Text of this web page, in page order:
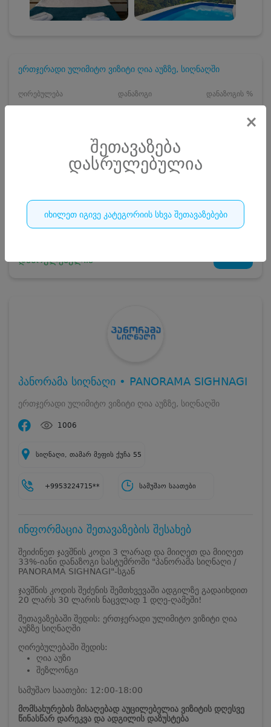
×
შეთავაზება
დასრულებულია
იხილეთ იგივე კატეგორიის სხვა შეთავაზებები
ერთჯერადი ულიმიტო ვიზიტი ღია აუზზე, სიღნაღში
ღირებულება დანაზოგი დანაზოგის %
დასრულებულია
დასრულებულია
პანორამა სიღნაღი • PANORAMA SIGHNAGI
ერთჯერადი ულიმიტო ვიზიტი ღია აუზზე, სიღნაღში
1006
სიღნაღი, თამარ მეფის ქუჩა 55
+9953224715** სამუშაო საათები
ინფორმაცია შეთავაზების შესახებ
შეიძინეთ ჯავშნის კოდი 3 ლარად და მიიღეთ და მიიღეთ
33%-იანი დანაზოგი სასტუმროში "პანორამა სიღნაღი /
PANORAMA SIGHNAGI"-სგან
ჯავშნის კოდის შეძენის შემთხვევაში ადგილზე გადაიხდით
20 ლარს 30 ლარის ნაცვლად 1 დღე-ღამეში!
შეთავაზებაში შედის: ერთჯერადი ულიმიტო ვიზიტი ღია
აუზზე სიღნაღში
ღირებულებაში შედის:
ღია აუზი
შეზლონგი
სამუშაო საათები: 12:00-18:00
მომსახურების მისაღებად აუცილებელია ვიზიტის დღესვე
წინასწარ დარეკვა და ადგილის დაზუსტება